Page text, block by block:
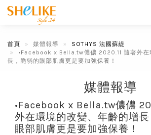
首頁 媒體報導
SOTHYS 法國蘇緹
•Facebook x Bella.tw儂儂 2020.11 隨著外在
長，脆弱的眼部肌膚更是要加強保養！
媒體報導
•Facebook x Bella.tw儂儂
外在環境的改變、年齡的增
眼部肌膚更是要加強保養！